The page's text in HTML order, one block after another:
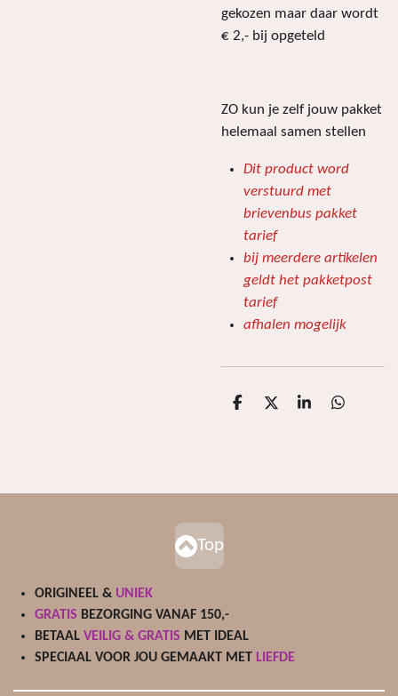
gekozen maar daar wordt
€ 2,- bij opgeteld
ZO kun je zelf jouw pakket
helemaal samen stellen
Dit product word
verstuurd met
brievenbus pakket
tarief
bij meerdere artikelen
geldt het pakketpost
tarief
afhalen mogelijk
D
D
S
D
Top
ORIGINEEL & UNIEK
GRATIS BEZORGING VANAF 150,-
BETAAL VEILIG & GRATIS MET IDEAL
SPECIAAL VOOR JOU GEMAAKT MET LIEFDE